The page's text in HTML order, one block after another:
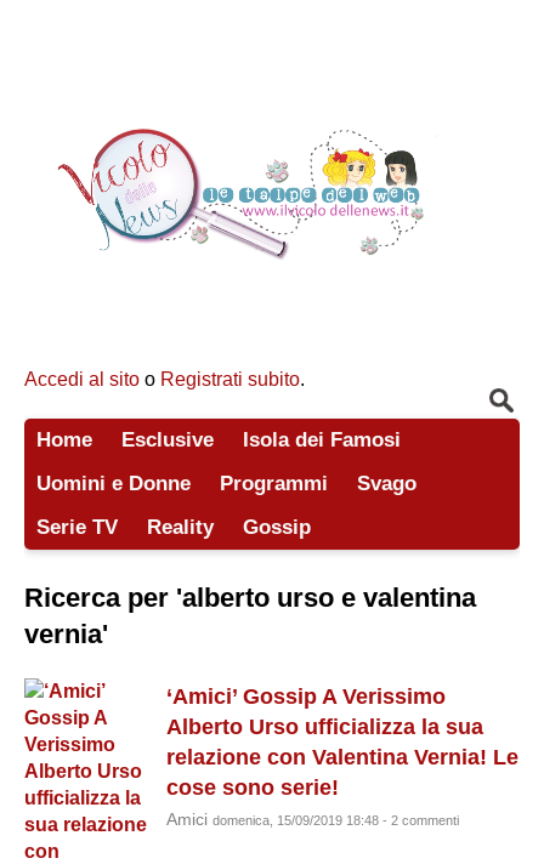
Accedi al sito o Registrati subito.
Home Esclusive
Isola dei Famosi
Uomini e Donne
Programmi
Svago
Serie TV
Reality Gossip
Ricerca per 'alberto urso e valentina
vernia'
‘Amici’ Gossip A Verissimo
Alberto Urso ufficializza la sua
relazione con Valentina Vernia! Le
cose sono serie!
Amici domenica, 15/09/2019 18:48 - 2 commenti